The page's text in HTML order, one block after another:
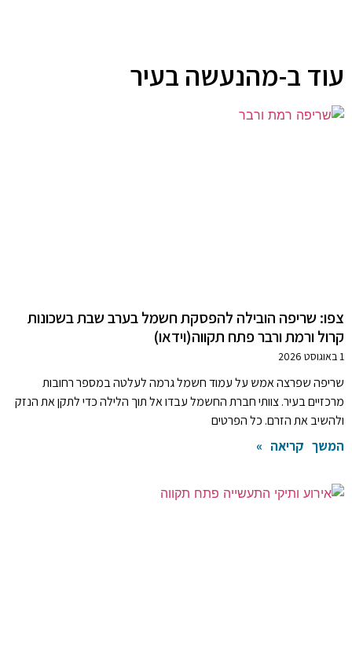
עוד ב-מהנעשה בעיר
צפו: שריפה הובילה להפסקת חשמל בערב שבת בשכונות
קרול ורמת ורבר פתח תקווה(וידאו)
1 באוגוסט 2026
שריפה שפרצה אמש על עמוד חשמל גרמה לעלטה במספר רחובות
מרכזיים בעיר. צוותי חברת החשמל עבדו אל תוך הלילה כדי לתקן את הנזק
ולהשיב את הזרם. כל הפרטים
המשך קריאה »